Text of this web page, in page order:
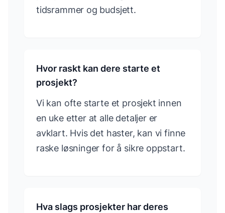
tidsrammer og budsjett.
Hvor raskt kan dere starte et
prosjekt?
Vi kan ofte starte et prosjekt innen
en uke etter at alle detaljer er
avklart. Hvis det haster, kan vi finne
raske løsninger for å sikre oppstart.
Hva slags prosjekter har deres